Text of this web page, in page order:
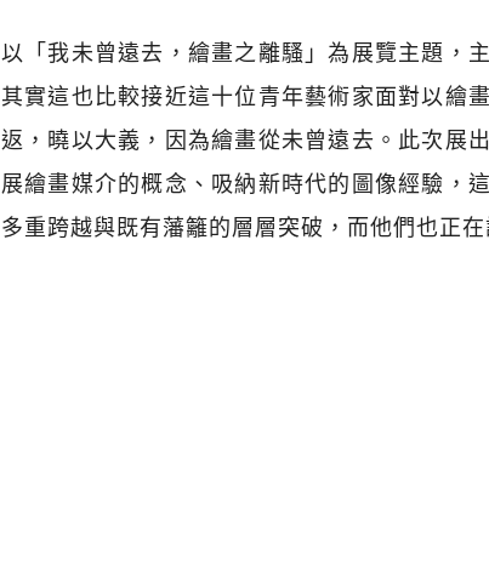
以「我未曾遠去，繪畫之離騷」為展覽主題，
其實這也比較接近這十位青年藝術家面對以繪
返，曉以大義，因為繪畫從未曾遠去。此次展
展繪畫媒介的概念、吸納新時代的圖像經驗，
多重跨越與既有藩籬的層層突破，而他們也正